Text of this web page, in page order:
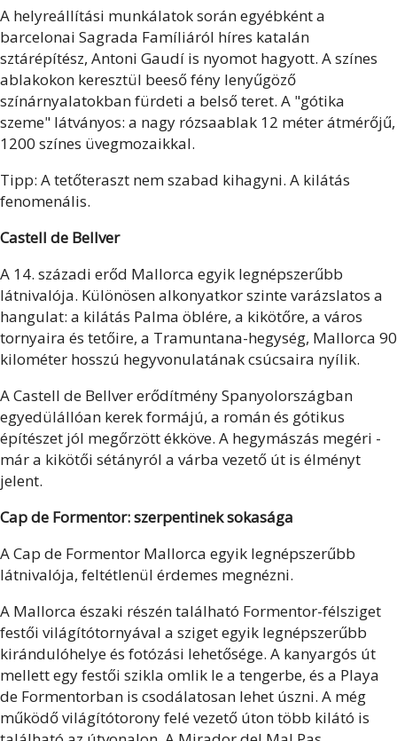
A helyreállítási munkálatok során egyébként a
barcelonai Sagrada Famíliáról híres katalán
sztárépítész, Antoni Gaudí is nyomot hagyott. A színes
ablakokon keresztül beeső fény lenyűgöző
színárnyalatokban fürdeti a belső teret. A "gótika
szeme" látványos: a nagy rózsaablak 12 méter átmérőjű,
1200 színes üvegmozaikkal.
Tipp: A tetőteraszt nem szabad kihagyni. A kilátás
fenomenális.
Castell de Bellver
A 14. századi erőd Mallorca egyik legnépszerűbb
látnivalója. Különösen alkonyatkor szinte varázslatos a
hangulat: a kilátás Palma öblére, a kikötőre, a város
tornyaira és tetőire, a Tramuntana-hegység, Mallorca 90
kilométer hosszú hegyvonulatának csúcsaira nyílik.
A Castell de Bellver erődítmény Spanyolországban
egyedülállóan kerek formájú, a román és gótikus
építészet jól megőrzött ékköve. A hegymászás megéri -
már a kikötői sétányról a várba vezető út is élményt
jelent.
Cap de Formentor: szerpentinek sokasága
A Cap de Formentor Mallorca egyik legnépszerűbb
látnivalója, feltétlenül érdemes megnézni.
A Mallorca északi részén található Formentor-félsziget
festői világítótornyával a sziget egyik legnépszerűbb
kirándulóhelye és fotózási lehetősége. A kanyargós út
mellett egy festői szikla omlik le a tengerbe, és a Playa
de Formentorban is csodálatosan lehet úszni. A még
működő világítótorony felé vezető úton több kilátó is